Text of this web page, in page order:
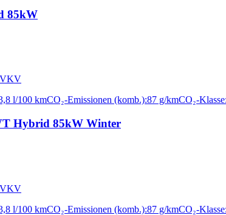
85kW
l/100 kmCO₂-Emissionen (komb.):87 g/kmCO₂-Klasse:
Hybrid 85kW Winter
l/100 kmCO₂-Emissionen (komb.):87 g/kmCO₂-Klasse: